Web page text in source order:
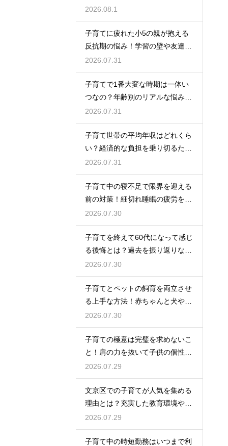
サポートを活用して心に余裕を持
って育児をするコツ
2026.08.1
子育てに疲れた小5の親が抱える
反抗期の悩み！学習の壁や友達関
係のトラブルに適切に向き合って
サポートする術
2026.07.31
子育てで1番大変な時期は一体い
つなの？年齢別のリアルな悩みと
それを乗り越えるための親として
の心構えや工夫
2026.07.31
子育て世帯の平均年収はどれくら
い？経済的な負担を乗り切るため
の家計管理と将来に向けた計画的
な貯金のアドバイス
2026.07.31
子育て中の寝不足で限界を迎える
前の対策！細切れ睡眠の疲労を効
率良く回復させて日中のパフォー
マンスを上げる術
2026.07.30
子育てを終えて60代になって感じ
る後悔とは？過去を振り返りなが
らこれからの自分の人生を豊かに
生きるためのヒント
2026.07.30
子育てとペットの飼育を両立させ
る上手な方法！赤ちゃんと犬や猫
が安全に仲良く暮らすための環境
作りと注意点
2026.07.30
子育ての極意は完璧を求めないこ
と！肩の力を抜いて子供の個性を
尊重しながら笑顔で育児を楽しむ
ためのマインド
2026.07.29
文京区での子育てが人気を集める
理由とは？充実した教育環境や支
援制度を活用して都会で快適に育
児をする術
2026.07.29
子育て中の時短勤務はいつまで利